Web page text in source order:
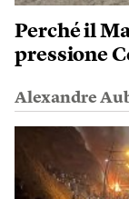
Perché il
pressione
Alexandre